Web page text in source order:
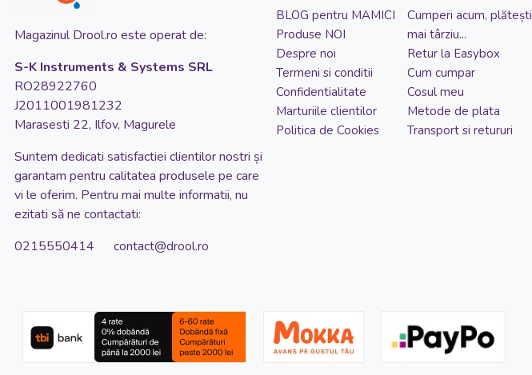
Prosopel pentru alaptare
Protectie pentru umar
Razatoare
Scaun de masa 2 in 1
Set diversificare
Sosete cu accesoriu dentitie
Tampoane pentru sani
Magazinul Drool.ro este operat de:
S-K Instruments & Systems SRL
RO28922760
J2011001981232
Marasesti 22, Ilfov, Magurele
Suntem dedicati satisfactiei clientilor nostri și
garantam pentru calitatea produsele pe care
vi le oferim. Pentru mai multe informatii, nu
ezitati să ne contactati:
0215550414 contact@drool.ro
BLOG pentru MAMICI
Produse NOI
Despre noi
Termeni si conditii
Confidentialitate
Marturiile clientilor
Politica de Cookies
Cumperi acum, plătești
mai târziu...
Retur la Easybox
Cum cumpar
Cosul meu
Metode de plata
Transport si retururi